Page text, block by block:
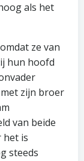
als het
ze van
hun hoofd
zijn broer
van beide
het is
steeds